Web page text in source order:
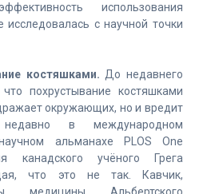
использования
исследовалась с научной точки
костяшками. До недавнего
похрустывание костяшками
окружающих, но и вредит
в международном
альманахе PLOS One
канадского учёного Грега
что это не так. Кавчик,